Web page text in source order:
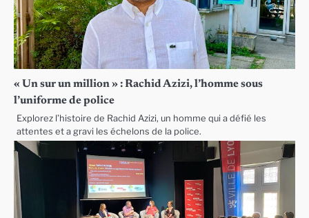
« Un sur un million » : Rachid Azizi, l’homme sous
l’uniforme de police
Explorez l’histoire de Rachid Azizi, un homme qui a défié les
attentes et a gravi les échelons de la police.